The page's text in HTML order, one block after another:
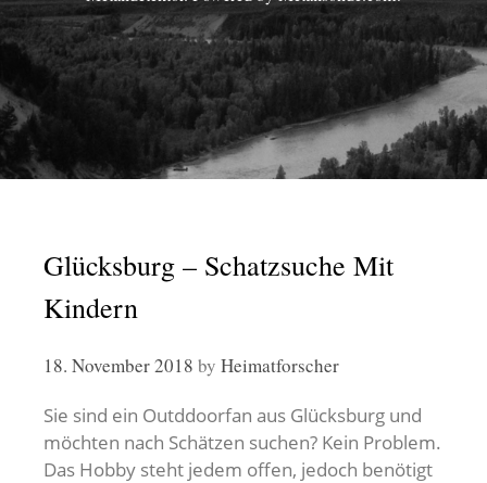
Glücksburg – Schatzsuche Mit
Kindern
18. November 2018 by Heimatforscher
Sie sind ein Outddoorfan aus Glücksburg und
möchten nach Schätzen suchen? Kein Problem.
Das Hobby steht jedem offen, jedoch benötigt